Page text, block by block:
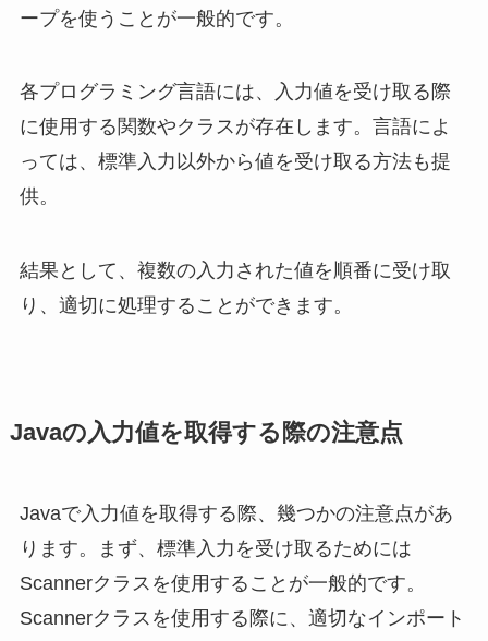
ープを使うことが一般的です。
各プログラミング言語には、入力値を受け取る際
に使用する関数やクラスが存在します。言語によ
っては、標準入力以外から値を受け取る方法も提
供。
結果として、複数の入力された値を順番に受け取
り、適切に処理することができます。
Javaの入力値を取得する際の注意点
Javaで入力値を取得する際、幾つかの注意点があ
ります。まず、標準入力を受け取るためには
Scannerクラスを使用することが一般的です。
Scannerクラスを使用する際に、適切なインポート